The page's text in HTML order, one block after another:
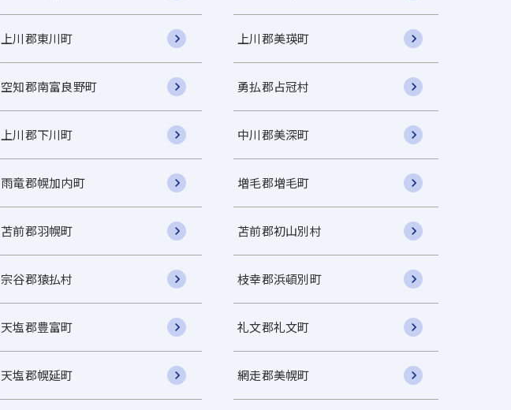
上川郡東川町 上川郡美瑛町
空知郡南富良野町 勇払郡占冠村
上川郡下川町 中川郡美深町
雨竜郡幌加内町 増毛郡増毛町
苫前郡羽幌町 苫前郡初山別村
宗谷郡猿払村 枝幸郡浜頓別町
天塩郡豊富町 礼文郡礼文町
天塩郡幌延町 網走郡美幌町